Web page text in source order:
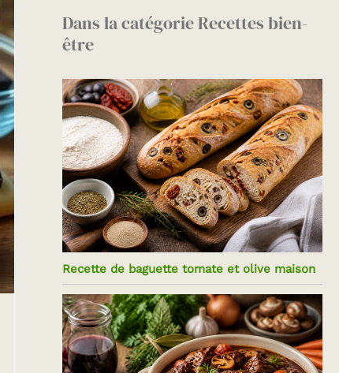
Dans la catégorie Recettes bien-
être
Recette de baguette tomate et olive maison